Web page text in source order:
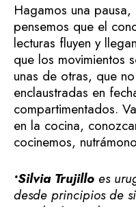
Hagamos una
pensemos que el
lecturas fluyen y
que los movimientos
unas de otras, que
enclaustradas en
compartimentados.
en la cocina,
cocinemos,
•Silvia Trujillo es
desde principios de